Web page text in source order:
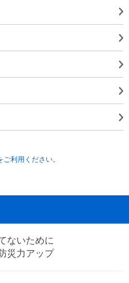
利用ください。
ないために
災力アップ